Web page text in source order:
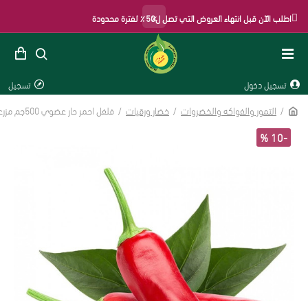
اطلب الآن قبل انتهاء العروض التي تصل ل50٪ لفترة محدودة ×
تسجيل دخول تسجيل
التمور والفواكه والخضروات خضار ورقيات فلفل احمر حار عضوي 500جم مزرعة اليان العضوية
-10 %